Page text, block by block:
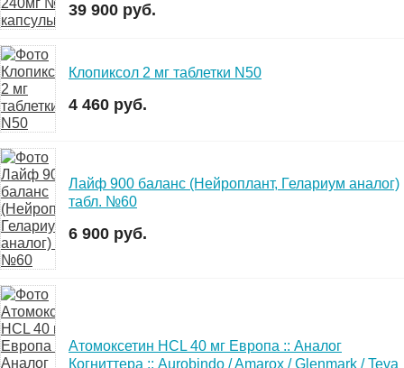
39 900 руб.
Клопиксол 2 мг таблетки N50
4 460 руб.
Лайф 900 баланс (Нейроплант, Гелариум аналог)
табл. №60
6 900 руб.
Атомоксетин HCL 40 мг Европа :: Аналог
Когниттера :: Aurobindo / Amarox / Glenmark / Teva